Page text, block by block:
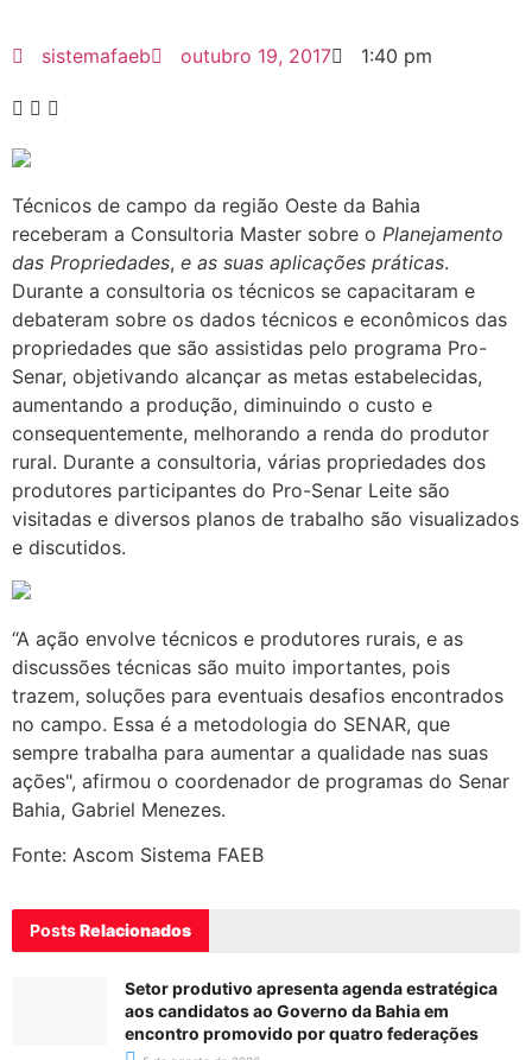
sistemafaeb outubro 19, 2017 1:40 pm
Técnicos de campo da região Oeste da Bahia
receberam a Consultoria Master sobre o Planejamento
das Propriedades, e as suas aplicações práticas.
Durante a consultoria os técnicos se capacitaram e
debateram sobre os dados técnicos e econômicos das
propriedades que são assistidas pelo programa Pro-
Senar, objetivando alcançar as metas estabelecidas,
aumentando a produção, diminuindo o custo e
consequentemente, melhorando a renda do produtor
rural. Durante a consultoria, várias propriedades dos
produtores participantes do Pro-Senar Leite são
visitadas e diversos planos de trabalho são visualizados
e discutidos.
“A ação envolve técnicos e produtores rurais, e as
discussões técnicas são muito importantes, pois
trazem, soluções para eventuais desafios encontrados
no campo. Essa é a metodologia do SENAR, que
sempre trabalha para aumentar a qualidade nas suas
ações", afirmou o coordenador de programas do Senar
Bahia, Gabriel Menezes.
Fonte: Ascom Sistema FAEB
PostsRelacionados
Setor produtivo apresenta agenda estratégica
aos candidatos ao Governo da Bahia em
encontro promovido por quatro federações